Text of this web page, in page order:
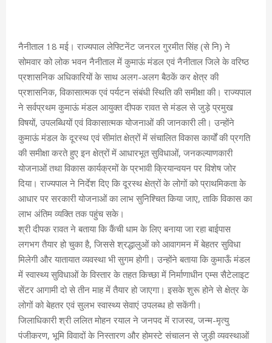
नैनीताल 18 मई। राज्यपाल लेफ्टिनेंट जनरल गुरमीत सिंह (से नि) ने
सोमवार को लोक भवन नैनीताल में कुमाऊं मंडल एवं नैनीताल जिले के वरिष्ठ
प्रशासनिक अधिकारियों के साथ अलग-अलग बैठकें कर क्षेत्र की
प्रशासनिक, विकासात्मक एवं पर्यटन संबंधी स्थिति की समीक्षा की। राज्यपाल
ने सर्वप्रथम कुमाऊं मंडल आयुक्त दीपक रावत से मंडल से जुड़े प्रमुख
विषयों, उपलब्धियों एवं विकासात्मक योजनाओं की जानकारी ली। उन्होंने
कुमाऊं मंडल के दूरस्थ एवं सीमांत क्षेत्रों में संचालित विकास कार्यों की प्रगति
की समीक्षा करते हुए इन क्षेत्रों में आधारभूत सुविधाओं, जनकल्याणकारी
योजनाओं तथा विकास कार्यक्रमों के प्रभावी क्रियान्वयन पर विशेष जोर
दिया। राज्यपाल ने निर्देश दिए कि दूरस्थ क्षेत्रों के लोगों को प्राथमिकता के
आधार पर सरकारी योजनाओं का लाभ सुनिश्चित किया जाए, ताकि विकास का
लाभ अंतिम व्यक्ति तक पहुंच सके।
श्री दीपक रावत ने बताया कि कैंची धाम के लिए बनाया जा रहा बाईपास
लगभग तैयार हो चुका है, जिससे श्रद्धालुओं को आवागमन में बेहतर सुविधा
मिलेगी और यातायात व्यवस्था भी सुगम होगी। उन्होंने बताया कि कुमाऊँ मंडल
में स्वास्थ्य सुविधाओं के विस्तार के तहत किच्छा में निर्माणाधीन एम्स सैटेलाइट
सेंटर आगामी दो से तीन माह में तैयार हो जाएगा। इसके शुरू होने से क्षेत्र के
लोगों को बेहतर एवं सुलभ स्वास्थ्य सेवाएं उपलब्ध हो सकेंगी।
जिलाधिकारी श्री ललित मोहन रयाल ने जनपद में राजस्व, जन्म-मृत्यु
पंजीकरण, भूमि विवादों के निस्तारण और होमस्टे संचालन से जुड़ी व्यवस्थाओं